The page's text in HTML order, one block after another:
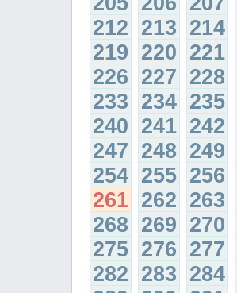
212 213 214
219 220 221
226 227 228
233 234 235
240 241 242
247 248 249
254 255 256
261 262 263
268 269 270
275 276 277
282 283 284